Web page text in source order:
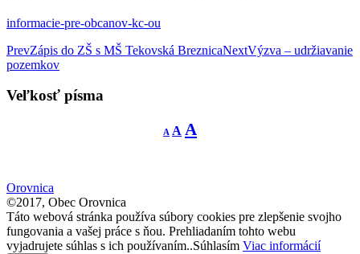
informacie-pre-obcanov-kc-ou
Post
navigation
PrevZápis do ZŠ s MŠ Tekovská BreznicaNextVýzva – udržiavanie
pozemkov
Veľkosť písma
A
Decrease
font
A Reset
font
A
Orovnica
©2017, Obec Orovnica
Táto webová stránka používa súbory cookies pre zlepšenie svojho
fungovania a vašej práce s ňou. Prehliadaním tohto webu
vyjadrujete súhlas s ich používaním..Súhlasím Viac informácií